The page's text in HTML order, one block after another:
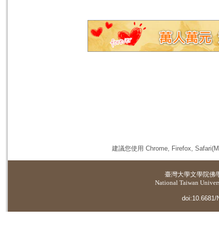
建議您使用 Chrome, Firefox,
臺灣大學文學院佛
National Taiwan
doi:10.6681/